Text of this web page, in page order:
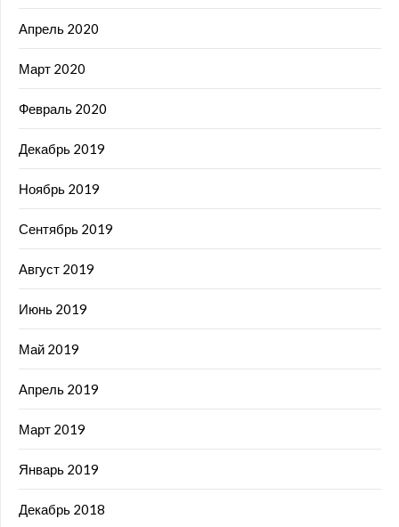
Апрель 2020
Март 2020
Февраль 2020
Декабрь 2019
Ноябрь 2019
Сентябрь 2019
Август 2019
Июнь 2019
Май 2019
Апрель 2019
Март 2019
Январь 2019
Декабрь 2018